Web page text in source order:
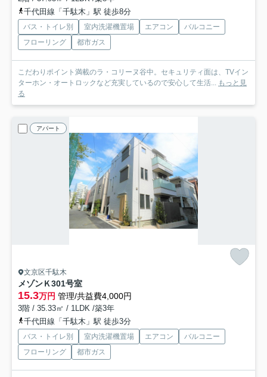
千代田線「千駄木」駅 徒歩8分
バス・トイレ別 室内洗濯機置場 エアコン
バルコニー
フローリング
都市ガス
こだわりポイント満載のラ・コリーヌ谷中。セキュリティ面は、TVイン
ターホン・オートロックなど充実しているので安心して生活... もっと見
る
アパート
文京区千駄木
メゾンＫ301号室
15.3万円 管理/共益費4,000円
3階 / 35.33㎡ / 1LDK /築3年
千代田線「千駄木」駅 徒歩3分
バス・トイレ別 室内洗濯機置場 エアコン
バルコニー
フローリング
都市ガス